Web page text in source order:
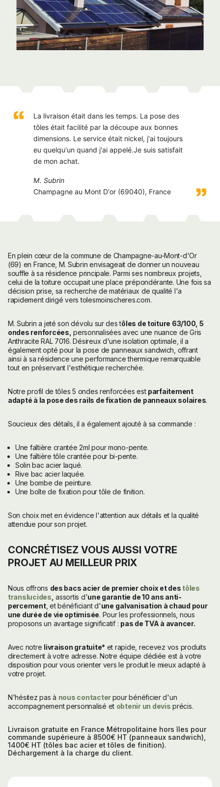
La livraison était dans les temps. La pose des
tôles était facilité par la découpe aux bonnes
dimensions. Le service était nickel, j'ai toujours
eu quelqu'un quand j'ai appelé.Je suis satisfait
de mon achat.
M. Subrin
Champagne au Mont D'or (69040), France
En plein cœur de la commune de Champagne-au-Mont-d'Or
(69) en France, M. Subrin envisageait de donner un nouveau
souffle à sa résidence principale. Parmi ses nombreux projets,
celui de la toiture occupait une place prépondérante. Une fois sa
décision prise, sa recherche de matériaux de qualité l'a
rapidement dirigé vers tolesmoinscheres.com.
M. Subrin a jeté son dévolu sur des tôles de toiture 63/100, 5
ondes renforcées, personnalisées avec une nuance de Gris
Anthracite RAL 7016. Désireux d'une isolation optimale, il a
également opté pour la pose de panneaux sandwich, offrant
ainsi à sa résidence une performance thermique remarquable
tout en préservant l'esthétique recherchée.
Notre profil de tôles 5 ondes renforcées est parfaitement
adapté à la pose des rails de fixation de panneaux solaires.
Soucieux des détails, il a également ajouté à sa commande :
Une faîtière crantée 2ml pour mono-pente.
Une faîtière tôle crantée pour bi-pente.
Solin bac acier laqué.
Rive bac acier laquée.
Une bombe de peinture.
Une boîte de fixation pour tôle de finition.
Son choix met en évidence l'attention aux détails et la qualité
attendue pour son projet.
CONCRÉTISEZ VOUS AUSSI VOTRE
PROJET AU MEILLEUR PRIX
Nous offrons des bacs acier de premier choix et des tôles
translucides assortis d'une garantie de 10 ans anti-
percement, et bénéficiant d'une galvanisation à chaud pour
une durée de vie optimisée. Pour les professionnels, nous
proposons un avantage significatif : pas de TVA à avancer.
Avec notre livraison gratuite* et rapide, recevez vos produits
directement à votre adresse. Notre équipe dédiée est à votre
disposition pour vous orienter vers le produit le mieux adapté à
votre projet.
N'hésitez pas à nous contacterpour bénéficier d'un
accompagnement personnalisé et obtenir un devis précis.
Livraison gratuite en France Métropolitaine hors îles pour
commande supérieure à 8500€ HT (panneaux sandwich),
1400€ HT (tôles bac acier et tôles de finition).
Déchargement à la charge du client.